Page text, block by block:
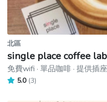
北區
single place coffee
免費wifi · 單品咖啡 · 提供插座
5.0 (3)